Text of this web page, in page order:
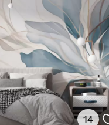
14